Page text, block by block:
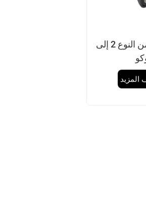
محول تفريغ من النوع 2 إلى